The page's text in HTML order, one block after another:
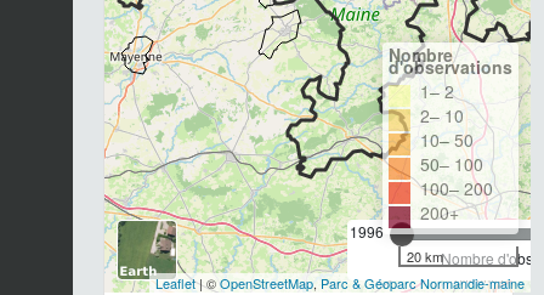
1996
Nombre
Nombre
d'observations
1– 2
2– 10
10– 50
50– 100
100– 200
200+
20 km
Leaflet| ©OpenStreetMap, Parc & Géoparc Normandie-maine